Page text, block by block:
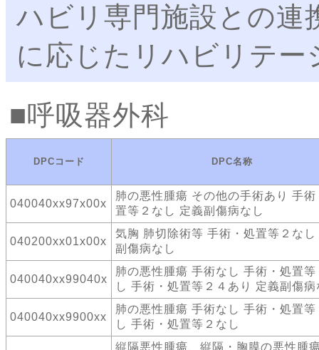
ハビリ専門施設との連
に応じたリハビリテ
呼吸器外科
DPCコード DPC名称
040040xx97x00x
肺の悪性腫瘍 その他の手術あり 手術
置等２なし 定義副傷病なし
040200xx01x00x
気胸 肺切除術等 手術・処置等２なし
副傷病なし
040040xx99040x
肺の悪性腫瘍 手術なし 手術・処置等
し 手術・処置等２４あり 定義副傷病
040040xx9900xx
肺の悪性腫瘍 手術なし 手術・処置等
し 手術・処置等２なし
縦隔悪性腫瘍、縦隔・胸膜の悪性腫